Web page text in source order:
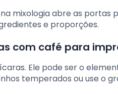
mixologia abre as portas
e proporções.
com café para
Ele pode ser o
temperados ou use o